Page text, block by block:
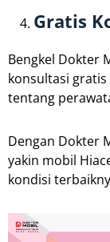
Gratis
Bengkel Dokter
konsultasi
tentang
Dengan Dokter
yakin mobil
kondisi